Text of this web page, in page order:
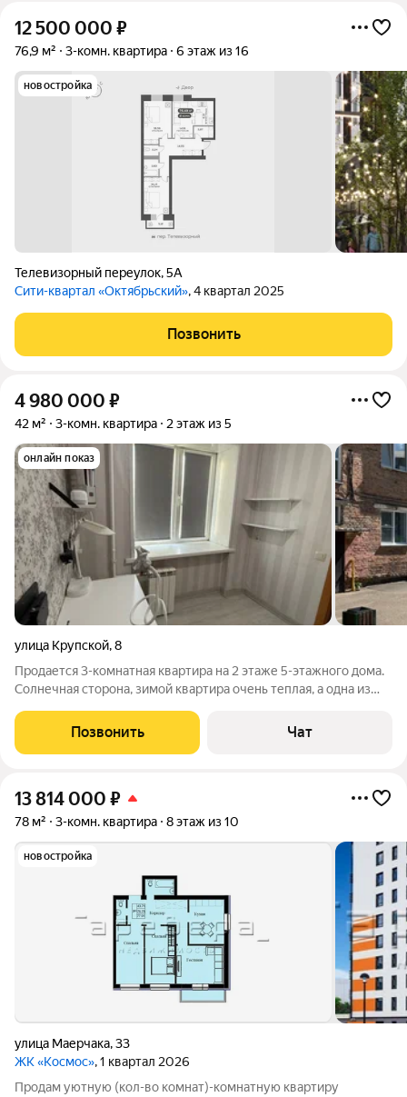
12 500 000 ₽
76,9 м² 3-комн. квартира 6 этаж из 16
новостройка
Телевизорный переулок,5А
Сити-квартал «Октябрьский», 4 квартал 2025
Позвонить
4 980 000 ₽
42 м² 3-комн. квартира 2 этаж из 5
онлайн показ
улица Крупской,8
Продается 3-комнатная квартира на 2 этаже 5-этажного дома.
Солнечная сторона, зимой квартира очень теплая, а одна из
бытовая техника остается в квартире. Дом расположен прямо
у остановки
Позвонить Чат
13 814 000 ₽
78 м² 3-комн. квартира 8 этаж из 10
новостройка
улица Маерчака,33
ЖК «Космос», 1 квартал 2026
Продам уютную (кол-во комнат)-комнатную квартиру